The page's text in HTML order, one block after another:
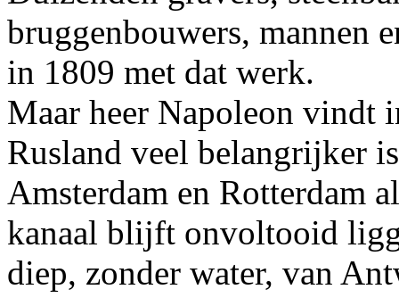
bruggenbouwers, mannen
in 1809 met dat werk.
Maar heer Napoleon vindt
Rusland veel belangrijker
Amsterdam en Rotterdam
kanaal blijft onvoltooid
diep, zonder water, van